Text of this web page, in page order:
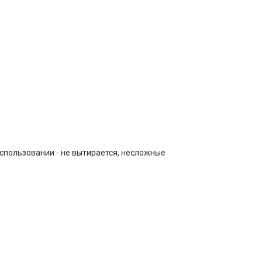
- не вытирается, несложные